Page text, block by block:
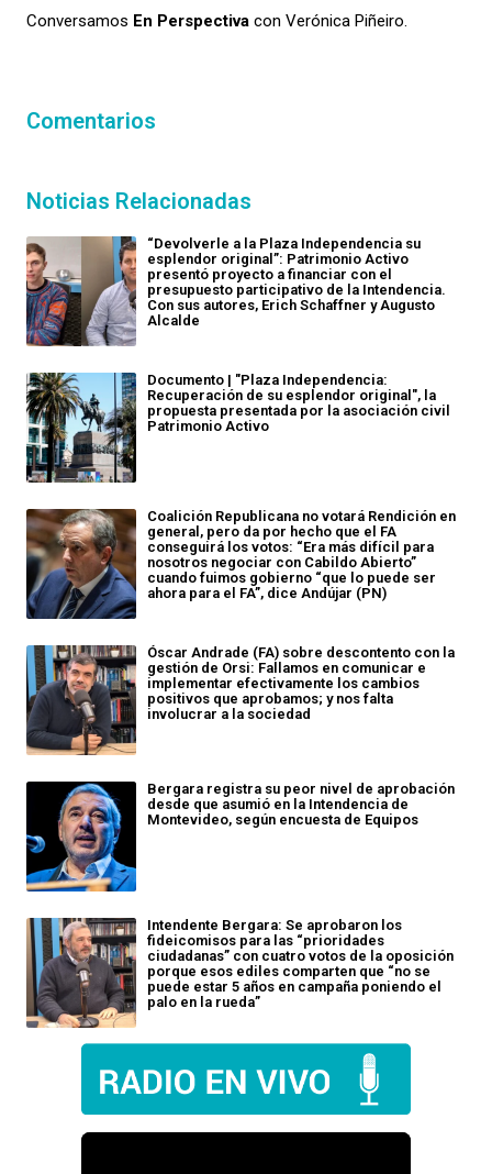
Conversamos En Perspectiva con Verónica Piñeiro.
Comentarios
Noticias Relacionadas
“Devolverle a la Plaza Independencia su
esplendor original”: Patrimonio Activo
presentó proyecto a financiar con el
presupuesto participativo de la Intendencia.
Con sus autores, Erich Schaffner y Augusto
Alcalde
Documento | "Plaza Independencia:
Recuperación de su esplendor original", la
propuesta presentada por la asociación civil
Patrimonio Activo
Coalición Republicana no votará Rendición en
general, pero da por hecho que el FA
conseguirá los votos: “Era más difícil para
nosotros negociar con Cabildo Abierto”
cuando fuimos gobierno “que lo puede ser
ahora para el FA”, dice Andújar (PN)
Óscar Andrade (FA) sobre descontento con la
gestión de Orsi: Fallamos en comunicar e
implementar efectivamente los cambios
positivos que aprobamos; y nos falta
involucrar a la sociedad
Bergara registra su peor nivel de aprobación
desde que asumió en la Intendencia de
Montevideo, según encuesta de Equipos
Intendente Bergara: Se aprobaron los
fideicomisos para las “prioridades
ciudadanas” con cuatro votos de la oposición
porque esos ediles comparten que “no se
puede estar 5 años en campaña poniendo el
palo en la rueda”